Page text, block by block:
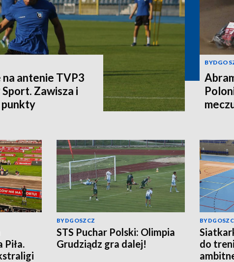
na antenie TVP3
Zawisza i
punkty
Piła.
BYDGOSZCZ
STS Puchar Polski: Olimpia
Grudziądz gra dalej!
do